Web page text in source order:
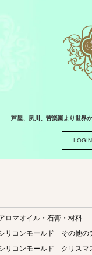
芦屋、夙川、苦楽園より世界
LOGIN
ロマオイル・石膏・材料
リコンモールド その他の
リコンモールド クリスマ